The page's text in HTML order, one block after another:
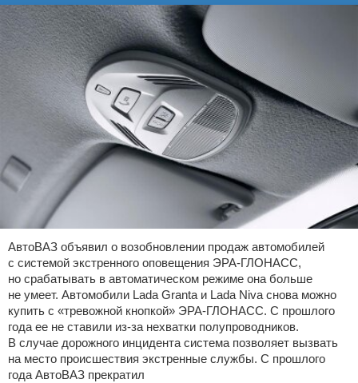
АвтоВАЗ объявил о возобновлении продаж автомобилей
с системой экстренного оповещения ЭРА-ГЛОНАСС,
но срабатывать в автоматическом режиме она больше
не умеет. Автомобили Lada Granta и Lada Niva снова можно
купить с «тревожной кнопкой» ЭРА-ГЛОНАСС. С прошлого
года ее не ставили из-за нехватки полупроводников.
В случае дорожного инцидента система позволяет вызвать
на место происшествия экстренные службы. С прошлого
года АвтоВАЗ прекратил